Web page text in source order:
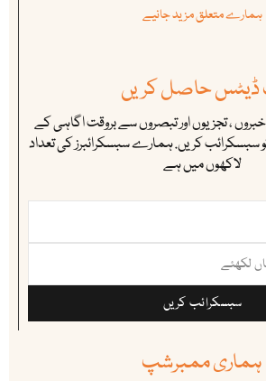
ہمارے متعلق مزید جانیے
ڈیٹس حاصل کریں
، تجزیوں اور تبصروں سے بروقت اگاہی کے
سبسکرائب کریں. ہمارے سبسکرائبرز کی تعداد
لاکھوں میں ہے
سبسکرائب کریں
ہماری ممبرشپ